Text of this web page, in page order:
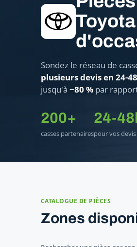
Sondez le réseau de
plusieurs devis en 24-
jusqu'à −80 % par
200+
casses partenaires
24-
pour vos devis
CATALOGUE DE PIÈCES
Zones